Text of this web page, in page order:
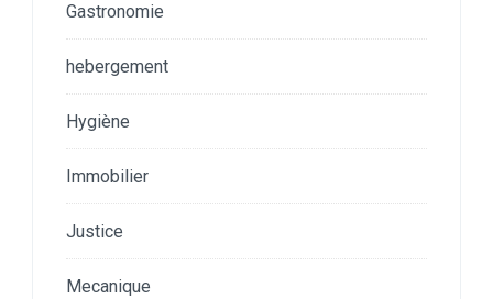
Gastronomie
hebergement
Hygiène
Immobilier
Justice
Mecanique